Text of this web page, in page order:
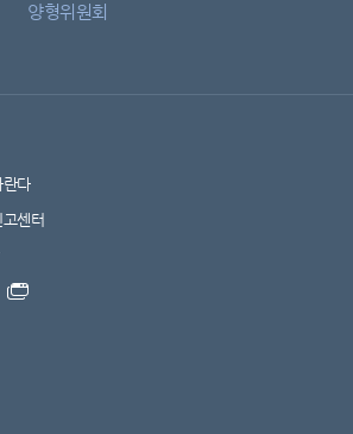
양형위원회
란다
센터